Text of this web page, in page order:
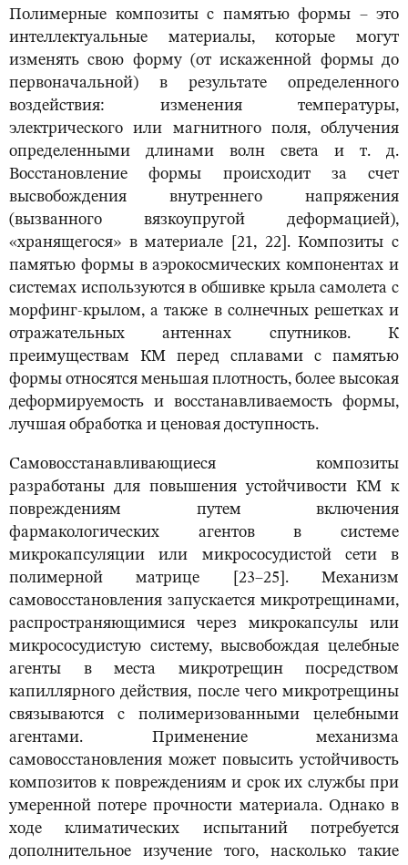
Полимерные композиты с памятью формы – это
интеллектуальные материалы, которые могут
изменять свою форму (от искаженной формы до
первоначальной) в результате определенного
воздействия: изменения температуры,
электрического или магнитного поля, облучения
определенными длинами волн света и т. д.
Восстановление формы происходит за счет
высвобождения внутреннего напряжения
(вызванного вязкоупругой деформацией),
«хранящегося» в материале [21, 22]. Композиты с
памятью формы в аэрокосмических компонентах и
системах используются в обшивке крыла самолета с
морфинг-крылом, а также в солнечных решетках и
отражательных антеннах спутников. К
преимуществам КМ перед сплавами с памятью
формы относятся меньшая плотность, более высокая
деформируемость и восстанавливаемость формы,
лучшая обработка и ценовая доступность.
Самовосстанавливающиеся композиты
разработаны для повышения устойчивости КМ к
повреждениям путем включения
фармакологических агентов в системе
микрокапсуляции или микрососудистой сети в
полимерной матрице [23–25]. Механизм
самовосстановления запускается микротрещинами,
распространяющимися через микрокапсулы или
микрососудистую систему, высвобождая целебные
агенты в места микротрещин посредством
капиллярного действия, после чего микротрещины
связываются с полимеризованными целебными
агентами. Применение механизма
самовосстановления может повысить устойчивость
композитов к повреждениям и срок их службы при
умеренной потере прочности материала. Однако в
ходе климатических испытаний потребуется
дополнительное изучение того, насколько такие